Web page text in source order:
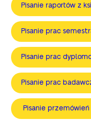
Pisanie raportów z
Pisanie prac
Pisanie prac
Pisanie prac
Pisanie przemówień